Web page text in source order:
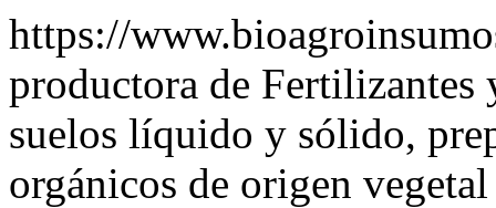
https://
productora de Fertilizantes
suelos líquido y sólido,
orgánicos de origen